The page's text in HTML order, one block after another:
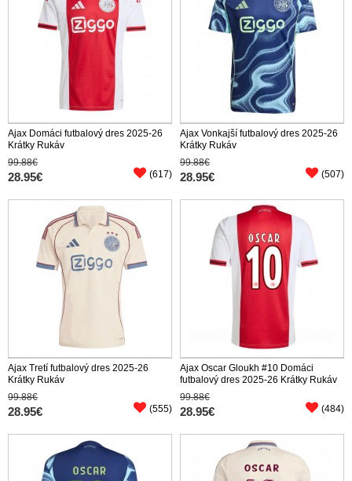
Ajax Domáci futbalový dres 2025-26
Krátky Rukáv
99.88€
28.95€ (617)
Ajax Vonkajší futbalový dres 2025-26
Krátky Rukáv
99.88€
28.95€ (507)
Ajax Tretí futbalový dres 2025-26
Krátky Rukáv
99.88€
28.95€ (555)
Ajax Oscar Gloukh #10 Domáci
futbalový dres 2025-26 Krátky Rukáv
99.88€
28.95€ (484)